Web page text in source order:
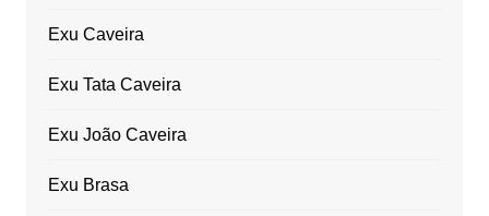
Exu Caveira
Exu Tata Caveira
Exu João Caveira
Exu Brasa